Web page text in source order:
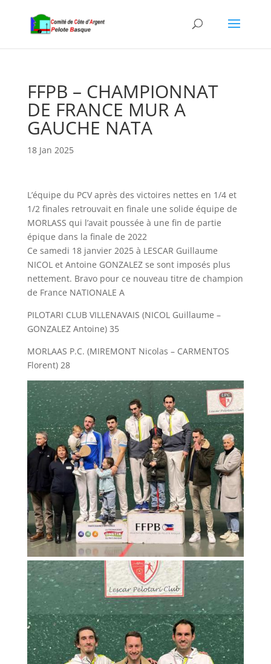
FFPB – CHAMPIONNAT
DE FRANCE MUR A
GAUCHE NATA
18 Jan 2025
L’équipe du PCV après des victoires nettes en 1/4 et
1/2 finales retrouvait en finale une solide équipe de
MORLASS qui l’avait poussée à une fin de partie
épique dans la finale de 2022
Ce samedi 18 janvier 2025 à LESCAR Guillaume
NICOL et Antoine GONZALEZ se sont imposés plus
nettement. Bravo pour ce nouveau titre de champion
de France NATIONALE A
PILOTARI CLUB VILLENAVAIS (NICOL Guillaume –
GONZALEZ Antoine) 35
MORLAAS P.C. (MIREMONT Nicolas – CARMENTOS
Florent) 28